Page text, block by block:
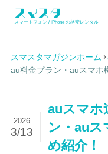
スマートフォン / iPhone の格安レンタル
スマスタマガジンホーム
au料金プラン・auスマホ
auスマホ
ン・auス
め紹介！
2026
3/13